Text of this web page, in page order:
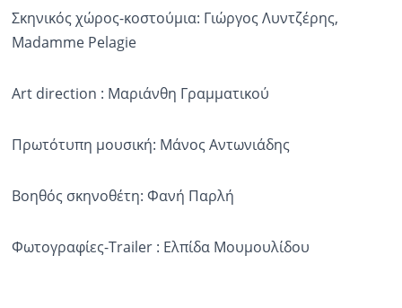
Σκηνικός χώρος-κοστούμια: Γιώργος Λυντζέρης,
Madamme Pelagie
Art direction : Μαριάνθη Γραμματικού
Πρωτότυπη μουσική: Μάνος Αντωνιάδης
Βοηθός σκηνοθέτη: Φανή Παρλή
Φωτογραφίες-Trailer : Ελπίδα Μουμουλίδου